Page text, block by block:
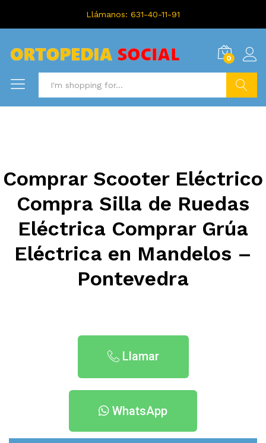
Llámanos: 631-40-11-91
0
Comprar Scooter Eléctrico
Compra Silla de Ruedas
Eléctrica Comprar Grúa
Eléctrica en Mandelos –
Pontevedra
Llamar
WhatsApp